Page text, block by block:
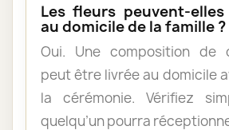
Les fleurs peuvent-
au domicile de la famille ?
Oui. Une composition de
peut être livrée au domicile
la cérémonie. Vérifiez
quelqu’un pourra